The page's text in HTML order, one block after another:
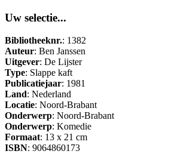
Uw selectie...
Bibliotheeknr.: 1382
Auteur: Ben Janssen
Uitgever: De Lijster
Type: Slappe kaft
Publicatiejaar: 1981
Land: Nederland
Locatie: Noord-Brabant
Onderwerp: Noord-Brabant
Onderwerp: Komedie
Formaat: 13 x 21 cm
ISBN: 9064860173